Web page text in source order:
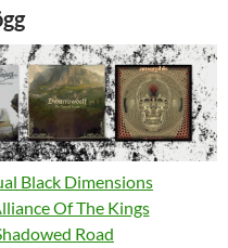
Black Dimensions
Of The Kings
Road